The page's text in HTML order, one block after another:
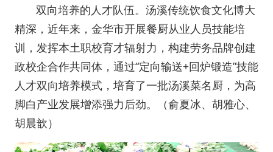
双向培养的人才队伍。汤溪传统饮食文化博大
精深，近年来，金华市开展餐厨从业人员技能培
训，发挥本土职校育才辐射力，构建劳务品牌创建
政校企合作共同体，通过“定向输送+回炉锻造”技能
人才双向培养模式，培育了一批汤溪菜名厨，为高
脚白产业发展增添强力后劲。（俞夏冰、胡雅心、
胡晨歆）